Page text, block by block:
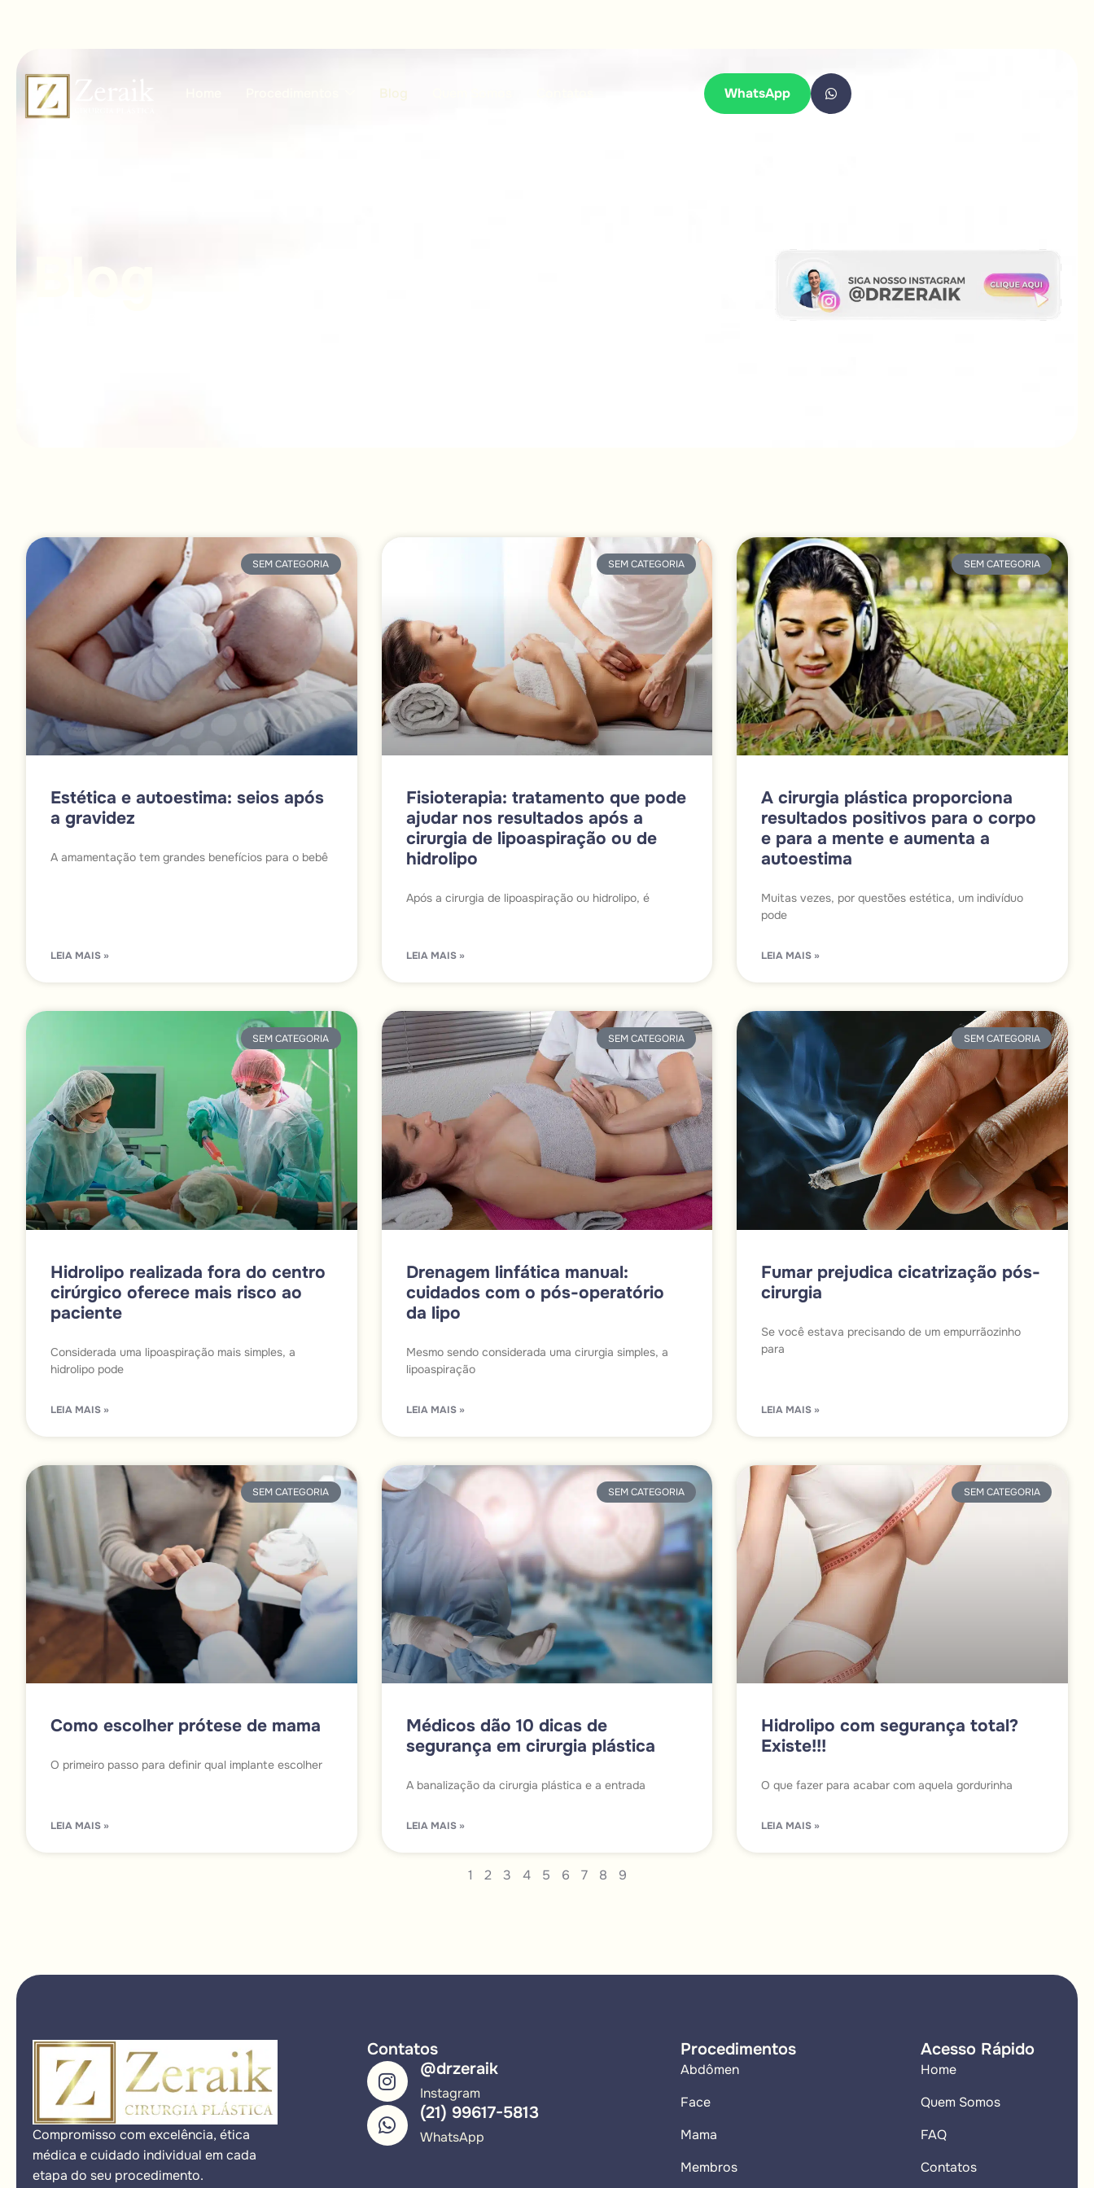
Blog WhatsApp
SEM CATEGORIA
Estética e autoestima: seios após
a gravidez
A amamentação tem grandes benefícios para o bebê
LEIA MAIS »
SEM CATEGORIA
Fisioterapia: tratamento que pode
ajudar nos resultados após a
cirurgia de lipoaspiração ou de
hidrolipo
Após a cirurgia de lipoaspiração ou hidrolipo, é
LEIA MAIS »
SEM CATEGORIA
A cirurgia plástica proporciona
resultados positivos para o corpo
e para a mente e aumenta a
autoestima
Muitas vezes, por questões estética, um indivíduo
pode
LEIA MAIS »
SEM CATEGORIA
Hidrolipo realizada fora do centro
cirúrgico oferece mais risco ao
paciente
Considerada uma lipoaspiração mais simples, a
hidrolipo pode
LEIA MAIS »
SEM CATEGORIA
Drenagem linfática manual:
cuidados com o pós-operatório
da lipo
Mesmo sendo considerada uma cirurgia simples, a
lipoaspiração
LEIA MAIS »
SEM CATEGORIA
Fumar prejudica cicatrização pós-
cirurgia
Se você estava precisando de um empurrãozinho
para
LEIA MAIS »
SEM CATEGORIA
Como escolher prótese de mama
O primeiro passo para definir qual implante escolher
LEIA MAIS »
SEM CATEGORIA
Médicos dão 10 dicas de
segurança em cirurgia plástica
A banalização da cirurgia plástica e a entrada
LEIA MAIS »
SEM CATEGORIA
Hidrolipo com segurança total?
Existe!!!
O que fazer para acabar com aquela gordurinha
LEIA MAIS »
1 2 3 4 5 6 7 8 9
Compromisso com excelência, ética
médica e cuidado individual em cada
etapa do seu procedimento.
Contatos
@drzeraik
Instagram
(21) 99617-5813
WhatsApp
Procedimentos
Abdômen
Face
Mama
Membros
Acesso Rápido
Home
Quem Somos
FAQ
Contatos